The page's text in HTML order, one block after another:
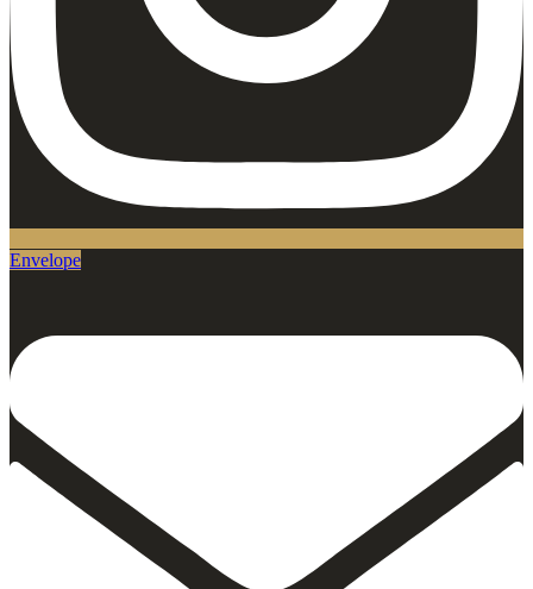
Envelope